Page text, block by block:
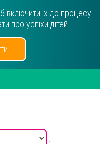
включити їх до процесу
про успіхи дітей.
.